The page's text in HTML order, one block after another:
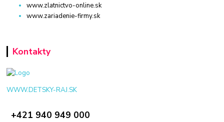
www.zlatnictvo-online.sk
www.zariadenie-firmy.sk
Kontakty
WWW.DETSKY-RAJ.SK
+421 940 949 000